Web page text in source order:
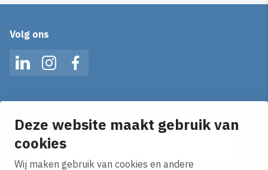
Deze website maakt gebruik van
cookies
Wij maken gebruik van cookies en andere
Volg ons
LinkedInInstagramFacebook
en ontvang het laatste nieuws direct in je inbox!
E-mailadres
Ik ga akkoord met hetprivacy statement.